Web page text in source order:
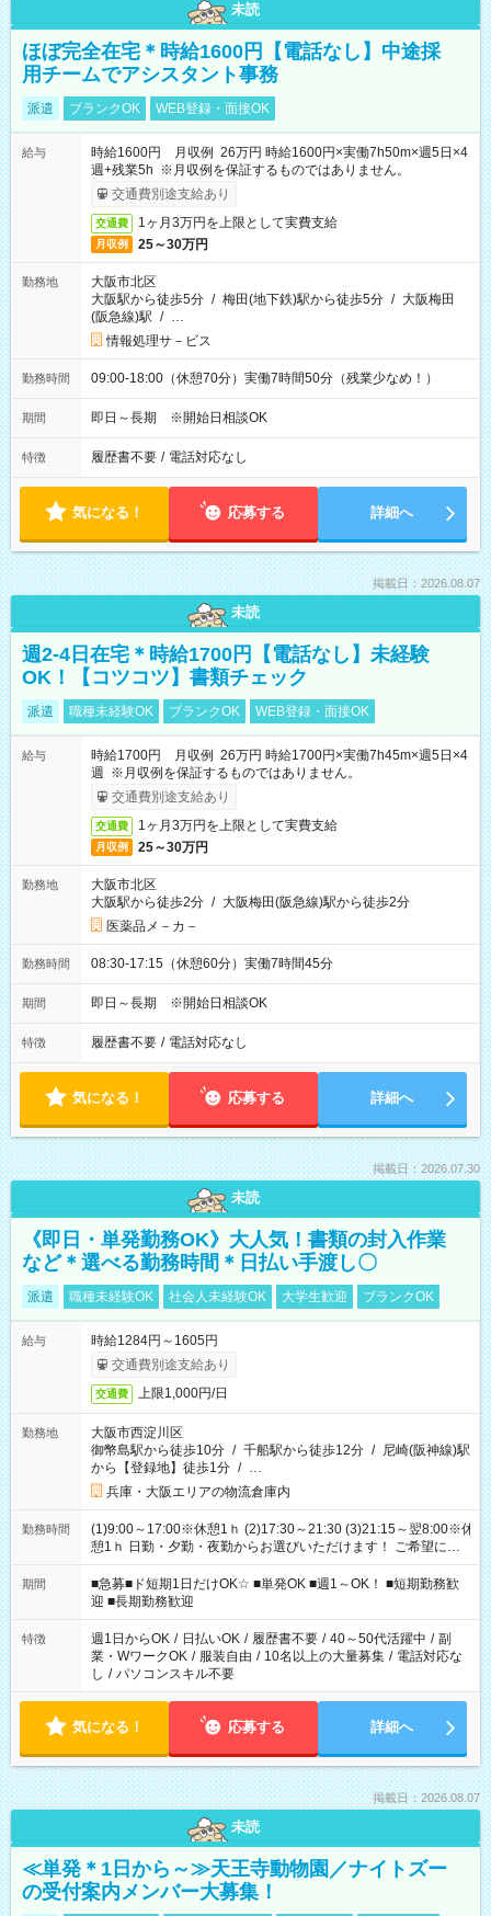
未読
ほぼ完全在宅＊時給1600円【電話なし】中途採
用チームでアシスタント事務
派遣 ブランクOK WEB登録・面接OK
給与
時給1600円 月収例 26万円 時給1600円×実働7h50m×週5日×4
週+残業5h ※月収例を保証するものではありません。
交通費別途支給あり
交通費 1ヶ月3万円を上限として実費支給
月収例 25～30万円
勤務地
大阪市北区
大阪駅から徒歩5分 / 梅田(地下鉄)駅から徒歩5分 / 大阪梅田
(阪急線)駅 / …
情報処理サ－ビス
勤務時間 09:00-18:00（休憩70分）実働7時間50分（残業少なめ！）
期間 即日～長期 ※開始日相談OK
特徴 履歴書不要 / 電話対応なし
気になる！ 応募する 詳細へ
掲載日：2026.08.07
未読
週2-4日在宅＊時給1700円【電話なし】未経験
OK！【コツコツ】書類チェック
派遣 職種未経験OK ブランクOK WEB登録・面接OK
給与
時給1700円 月収例 26万円 時給1700円×実働7h45m×週5日×4
週 ※月収例を保証するものではありません。
交通費別途支給あり
交通費 1ヶ月3万円を上限として実費支給
月収例 25～30万円
勤務地
大阪市北区
大阪駅から徒歩2分 / 大阪梅田(阪急線)駅から徒歩2分
医薬品メ－カ－
勤務時間 08:30-17:15（休憩60分）実働7時間45分
期間 即日～長期 ※開始日相談OK
特徴 履歴書不要 / 電話対応なし
気になる！ 応募する 詳細へ
掲載日：2026.07.30
未読
《即日・単発勤務OK》大人気！書類の封入作業
など＊選べる勤務時間＊日払い手渡し〇
派遣 職種未経験OK 社会人未経験OK 大学生歓迎 ブランクOK
給与
時給1284円～1605円
交通費別途支給あり
交通費 上限1,000円/日
勤務地
大阪市西淀川区
御幣島駅から徒歩10分 / 千船駅から徒歩12分 / 尼崎(阪神線)駅
から【登録地】徒歩1分 / …
兵庫・大阪エリアの物流倉庫内
勤務時間
(1)9:00～17:00※休憩1ｈ (2)17:30～21:30 (3)21:15～翌8:00※休
憩1ｈ 日勤・夕勤・夜勤からお選びいただけます！ ご希望に合
わせて働けるお仕事です(*^^*) 【その他選べる勤務時間】 8-17
時/9-17時/9-18時/10-18時/11-21時/18-22時/20-翌4時/21-翌5
時/22-翌6時/0-翌8時 ご自身のご都合で選んで頂ける完全自由シ
フト！
期間
■急募■ド短期1日だけOK☆ ■単発OK ■週1～OK！ ■短期勤務歓
迎 ■長期勤務歓迎
特徴 週1日からOK / 日払いOK / 履歴書不要 / 40～50代活躍中 / 副
業・WワークOK / 服装自由 / 10名以上の大量募集 / 電話対応な
し / パソコンスキル不要
気になる！ 応募する 詳細へ
掲載日：2026.08.07
未読
≪単発＊1日から～≫天王寺動物園／ナイトズー
の受付案内メンバー大募集！